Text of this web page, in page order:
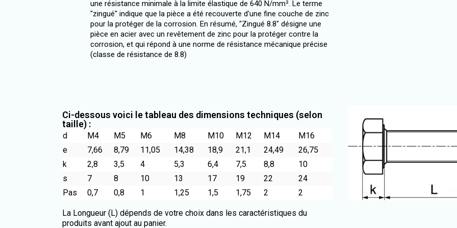
une résistance minimale à la limite élastique de 640 N/mm². Le terme
"zingué" indique que la pièce a été recouverte d'une fine couche de zinc
pour la protéger de la corrosion. En résumé, "Zingué 8.8" désigne une
pièce en acier avec un revêtement de zinc pour la protéger contre la
corrosion, et qui répond à une norme de résistance mécanique précise
(classe de résistance de 8.8)
Ci-dessous voici le tableau des dimensions techniques (selon
taille) :
d M4 M5 M6 M8 M10 M12 M14
M16
e
7,66 8,79 11,05 14,38 18,9 21,1 24,49
26,75
k
2,8 3,5 4 5,3 6,4 7,5 8,8
10
s
7 8 10 13 17 19 22
24
Pas
0,7 0,8 1 1,25 1,5 1,75 2 2
La Longueur (L) dépends de votre choix dans les caractéristiques du
produits avant ajout au panier.